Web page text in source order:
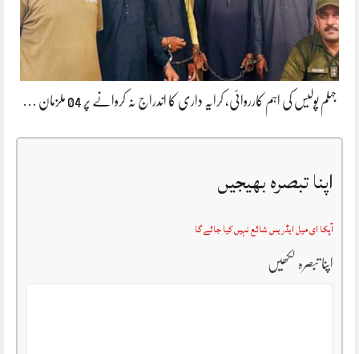
جہلم پولیس کی اہم کارروائی، کرایہ داری کا اندراج نہ کروانے پر 04 ملزمان …
اپنا تبصرہ بھیجیں
آپکا ای میل ایڈریس شائع نہیں کیا جائے گا
اپنا تبصرہ لکھیں